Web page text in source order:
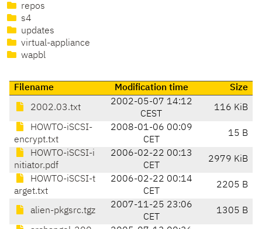
repos
s4
updates
virtual-appliance
wapbl
Filename Modification time Size
2002.03.txt
2002-05-07 14:12
CEST
116 KiB
HOWTO-iSCSI-
encrypt.txt
2008-01-06 00:09
CET
15 B
HOWTO-iSCSI-i
nitiator.pdf
2006-02-22 00:13
CET
2979 KiB
HOWTO-iSCSI-t
arget.txt
2006-02-22 00:14
CET
2205 B
alien-pkgsrc.tgz
2007-11-25 23:06
CET
1305 B